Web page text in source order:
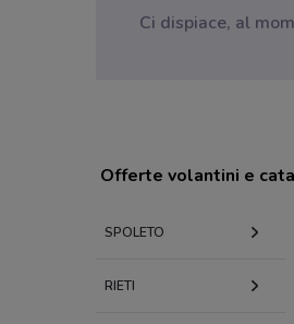
Ci dispiace, al
Offerte volantini e
SPOLETO
RIETI